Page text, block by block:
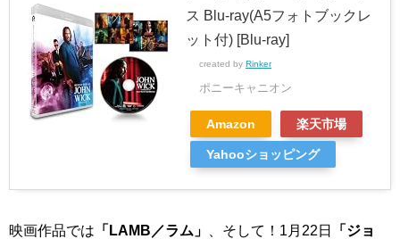
ス Blu-ray(A5フォトブックレ
ット付) [Blu-ray]
created by Rinker
ポニーキャニオン
Amazon 楽天市場
Yahooショッピング
映画作品では 「LAMB／ラム」 、そして！1月22日
「ジョ